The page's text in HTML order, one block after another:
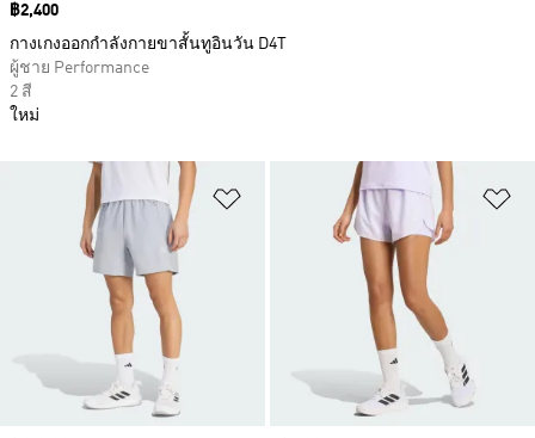
เพิ่มไปยังรายการสินค้าโปรด
Price
฿2,400
กางเกงออกกำลังกายขาสั้นทูอินวัน D4T
ผู้ชาย Performance
2 สี
ใหม่